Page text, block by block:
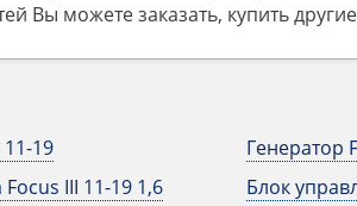
Вы можете заказать, купить
19
III 11-19 1,6
Генератор
Блок